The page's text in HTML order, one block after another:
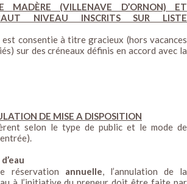
MADÈRE (VILLENAVE D’ORNON) ET
NIVEAU INSCRITS SUR LISTE
consentie à titre gracieux (hors vacances
sur des créneaux définis en accord avec la
DE MISE A DISPOSITION
selon le type de public et le mode de
réservation annuelle , l’annulation de la